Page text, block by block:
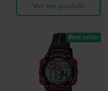
Voir les produits
Best-seller